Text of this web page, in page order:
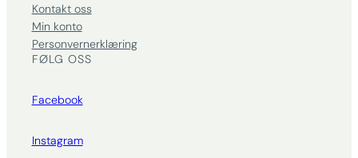
Kontakt oss
Min konto
Personvernerklæring
FØLG OSS
Facebook
Instagram